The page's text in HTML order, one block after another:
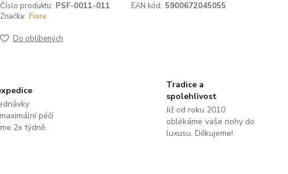
Číslo produktu: PSF-0011-011 EAN kód: 5900672045055
Značka: Fiore
Do oblíbených
péčí
2x týdně.
Tradice a
spolehlivost
Již od roku 2010
oblékáme vaše nohy do
luxusu. Děkujeme!